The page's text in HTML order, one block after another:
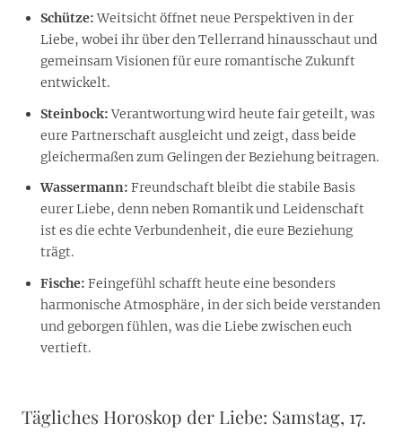
Schütze:Weitsicht öffnet neue Perspektiven in der
Liebe, wobei ihr über den Tellerrand hinausschaut und
gemeinsam Visionen für eure romantische Zukunft
entwickelt.
Steinbock:Verantwortung wird heute fair geteilt, was
eure Partnerschaft ausgleicht und zeigt, dass beide
gleichermaßen zum Gelingen der Beziehung beitragen.
Wassermann: Freundschaft bleibt die stabile Basis
eurer Liebe, denn neben Romantik und Leidenschaft
ist es die echte Verbundenheit, die eure Beziehung
trägt.
Fische: Feingefühl schafft heute eine besonders
harmonische Atmosphäre, in der sich beide verstanden
und geborgen fühlen, was die Liebe zwischen euch
vertieft.
Tägliches Horoskop der Liebe: Samstag, 17.